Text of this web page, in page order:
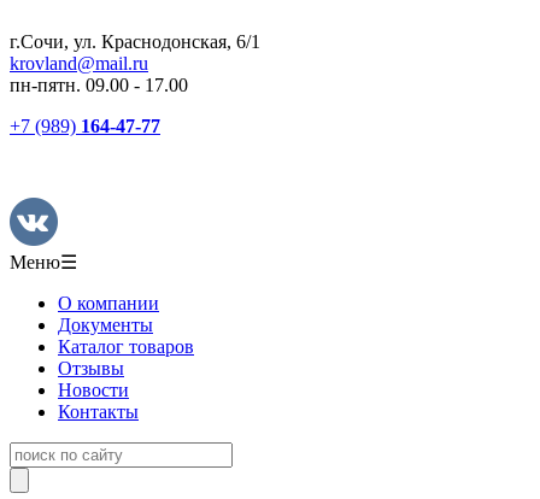
г.Сочи, ул. Краснодонская, 6/1
krovland@mail.ru
пн-пятн. 09.00 - 17.00
+7 (989) 164-47-77
Меню☰
О компании
Документы
Каталог товаров
Отзывы
Новости
Контакты